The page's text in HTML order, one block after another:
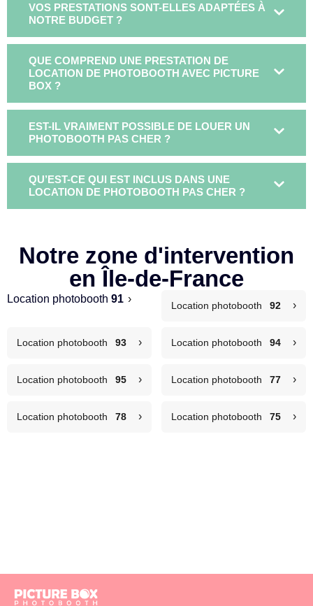
VOS PRESTATIONS SONT-ELLES ADAPTÉES À
NOTRE BUDGET ?
QUE COMPREND UNE PRESTATION DE
LOCATION DE PHOTOBOOTH AVEC PICTURE
BOX ?
EST-IL VRAIMENT POSSIBLE DE LOUER UN
PHOTOBOOTH PAS CHER ?
QU’EST-CE QUI EST INCLUS DANS UNE
LOCATION DE PHOTOBOOTH PAS CHER ?
Notre zone d'intervention
en Île-de-France
Location photobooth 91 ›
Location photobooth 92 ›
Location photobooth 93 › Location photobooth 94 ›
Location photobooth 95 › Location photobooth 77 ›
Location photobooth 78 › Location photobooth 75 ›